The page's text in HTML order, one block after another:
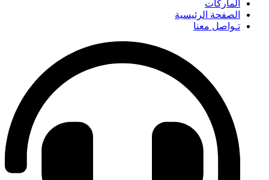
الماركات
الصفحة الرئيسية
تـواصل معنا